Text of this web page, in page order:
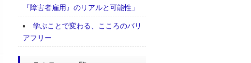
『障害者雇用』のリアルと可能性」
学ぶことで変わる、こころのバリ
アフリー